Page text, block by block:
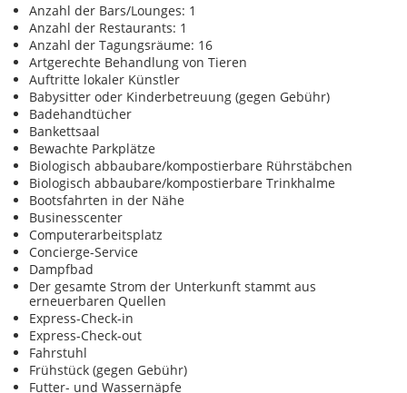
Anzahl der Bars/Lounges: 1
Anzahl der Restaurants: 1
Anzahl der Tagungsräume: 16
Artgerechte Behandlung von Tieren
Auftritte lokaler Künstler
Babysitter oder Kinderbetreuung (gegen Gebühr)
Badehandtücher
Bankettsaal
Bewachte Parkplätze
Biologisch abbaubare/kompostierbare Rührstäbchen
Biologisch abbaubare/kompostierbare Trinkhalme
Bootsfahrten in der Nähe
Businesscenter
Computerarbeitsplatz
Concierge-Service
Dampfbad
Der gesamte Strom der Unterkunft stammt aus
erneuerbaren Quellen
Express-Check-in
Express-Check-out
Fahrstuhl
Frühstück (gegen Gebühr)
Futter- und Wassernäpfe